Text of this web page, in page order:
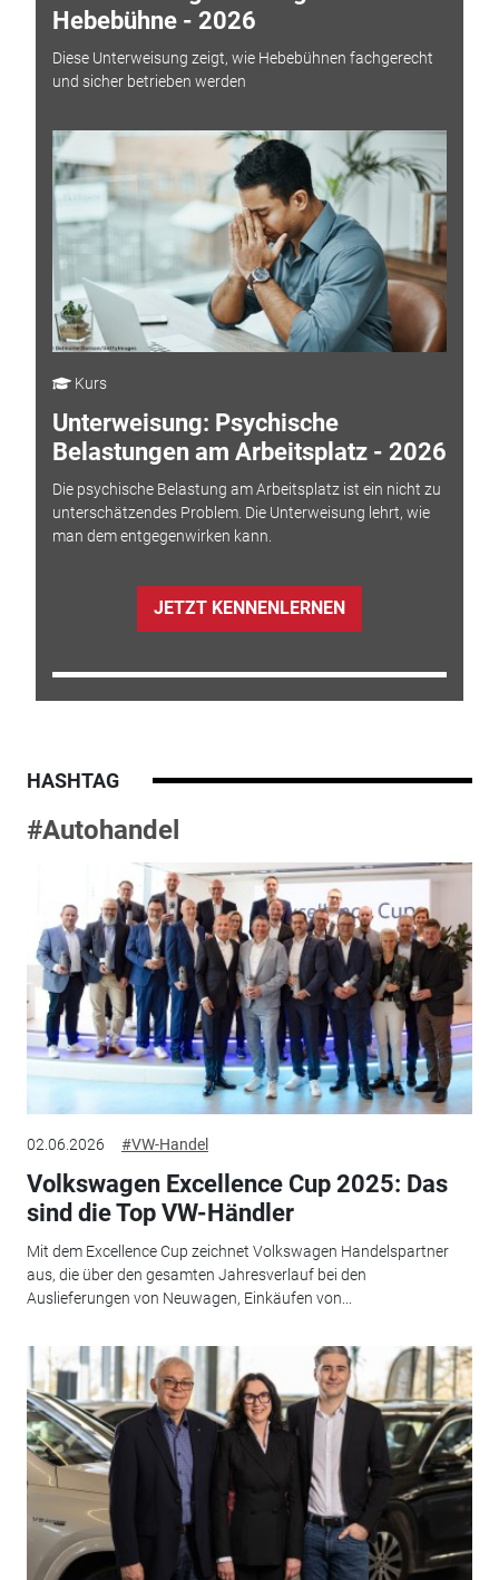
Hebebühne - 2026
Diese Unterweisung zeigt, wie Hebebühnen fachgerecht
und sicher betrieben werden
Kurs
Unterweisung: Psychische
Belastungen am Arbeitsplatz - 2026
Die psychische Belastung am Arbeitsplatz ist ein nicht zu
unterschätzendes Problem. Die Unterweisung lehrt, wie
man dem entgegenwirken kann.
JETZT KENNENLERNEN
HASHTAG
#Autohandel
02.06.2026 #VW-Handel
Volkswagen Excellence Cup 2025: Das
sind die Top VW-Händler
Mit dem Excellence Cup zeichnet Volkswagen Handelspartner
aus, die über den gesamten Jahresverlauf bei den
Auslieferungen von Neuwagen, Einkäufen von...